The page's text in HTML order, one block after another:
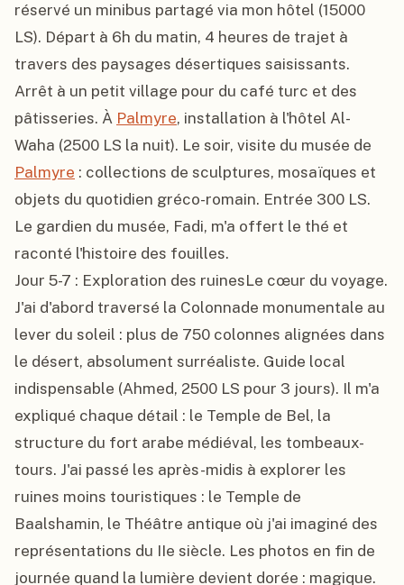
réservé un minibus partagé via mon hôtel (15000
LS). Départ à 6h du matin, 4 heures de trajet à
travers des paysages désertiques saisissants.
Arrêt à un petit village pour du café turc et des
pâtisseries. À Palmyre, installation à l'hôtel Al-
Palmyre : collections de sculptures, mosaïques et
objets du quotidien gréco-romain. Entrée 300 LS.
Le gardien du musée, Fadi, m'a offert le thé et
raconté l'histoire des fouilles.
Jour 5-7 : Exploration des ruinesLe cœur du voyage.
J'ai d'abord traversé la Colonnade monumentale au
lever du soleil : plus de 750 colonnes alignées dans
le désert, absolument surréaliste. Guide local
indispensable (Ahmed, 2500 LS pour 3 jours). Il m'a
expliqué chaque détail : le Temple de Bel, la
structure du fort arabe médiéval, les tombeaux-
tours. J'ai passé les après-midis à explorer les
ruines moins touristiques : le Temple de
Baalshamin, le Théâtre antique où j'ai imaginé des
représentations du IIe siècle. Les photos en fin de
journée quand la lumière devient dorée : magique.